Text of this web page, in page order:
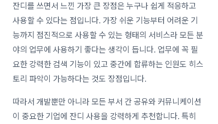
잔디를 쓰면서 느낀 가장 큰 장점은 누구나 쉽게 적응하고
사용할 수 있다는 점입니다. 가장 쉬운 기능부터 어려운 기
능까지 점진적으로 사용할 수 있는 형태의 서비스라 모든 분
야의 업무에 사용하기 좋다는 생각이 듭니다. 업무에 꼭 필
요한 강력한 검색 기능이 있고 중간에 합류하는 인원도 히스
토리 파악이 가능하다는 것도 장점입니다.
따라서 개발뿐만 아니라 모든 부서 간 공유와 커뮤니케이션
이 중요한 기업에 잔디 사용을 강력하게 추천합니다. 특히